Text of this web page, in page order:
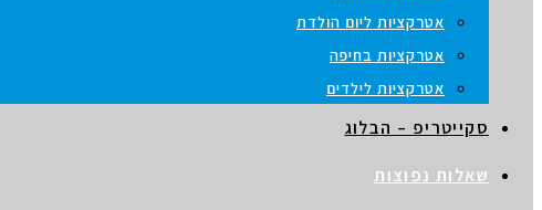
אטרקציות ליום הולדת
אטרקציות בחיפה
אטרקציות לילדים
סקייטריפ – הבלוג
שאלות נפוצות